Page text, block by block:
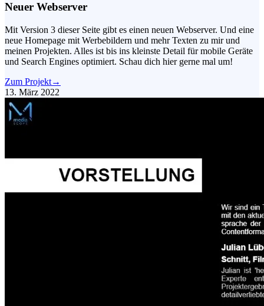
Neuer Webserver
Mit Version 3 dieser Seite gibt es einen neuen Webserver. Und eine
neue Homepage mit Werbebildern und mehr Texten zu mir und
meinen Projekten. Alles ist bis ins kleinste Detail für mobile Geräte
und Search Engines optimiert. Schau dich hier gerne mal um!
Zum Projekt→
13. März 2022